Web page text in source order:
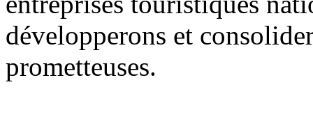
développerons et
prometteuses.